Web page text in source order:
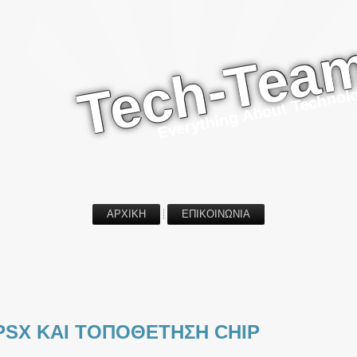
Tech-Everything About Technology
ΑΡΧΙΚΗ ΕΠΙΚΟΙΝΩΝΙΑ
ΚΑΙ ΤΟΠΟΘΕΤΗΣΗ CHIP